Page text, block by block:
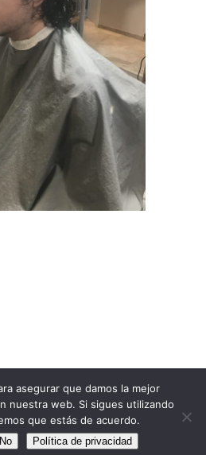
|Política de Cookies
|Aviso legal
asegurar que damos la mejor
nuestra web. Si sigues utilizando
que estás de acuerdo.
No Política de privacidad